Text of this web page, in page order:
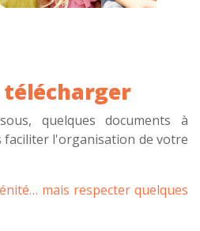
télécharger
quelques documents à
faciliter l'organisation de votre
mais respecter quelques